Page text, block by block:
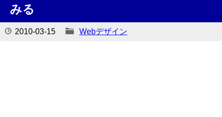
みる
2010-03-15 Webデザイン